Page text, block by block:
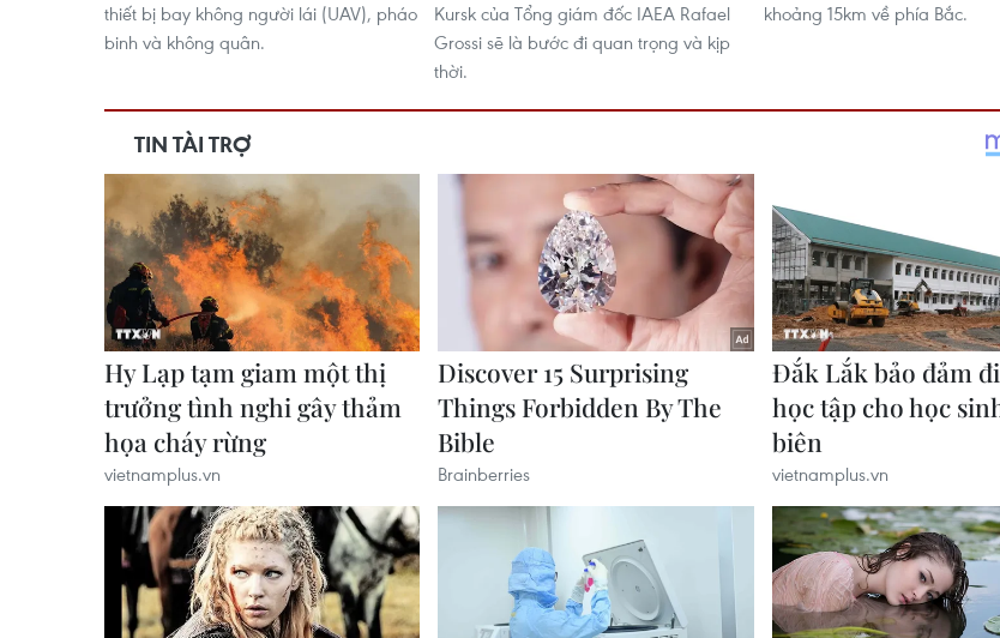
thiết bị bay không người lái (UAV), pháo
binh và không quân.
Kursk của Tổng giám đốc IAEA Rafael
Grossi sẽ là bước đi quan trọng và kịp
thời.
khoảng 15km về phía Bắc.